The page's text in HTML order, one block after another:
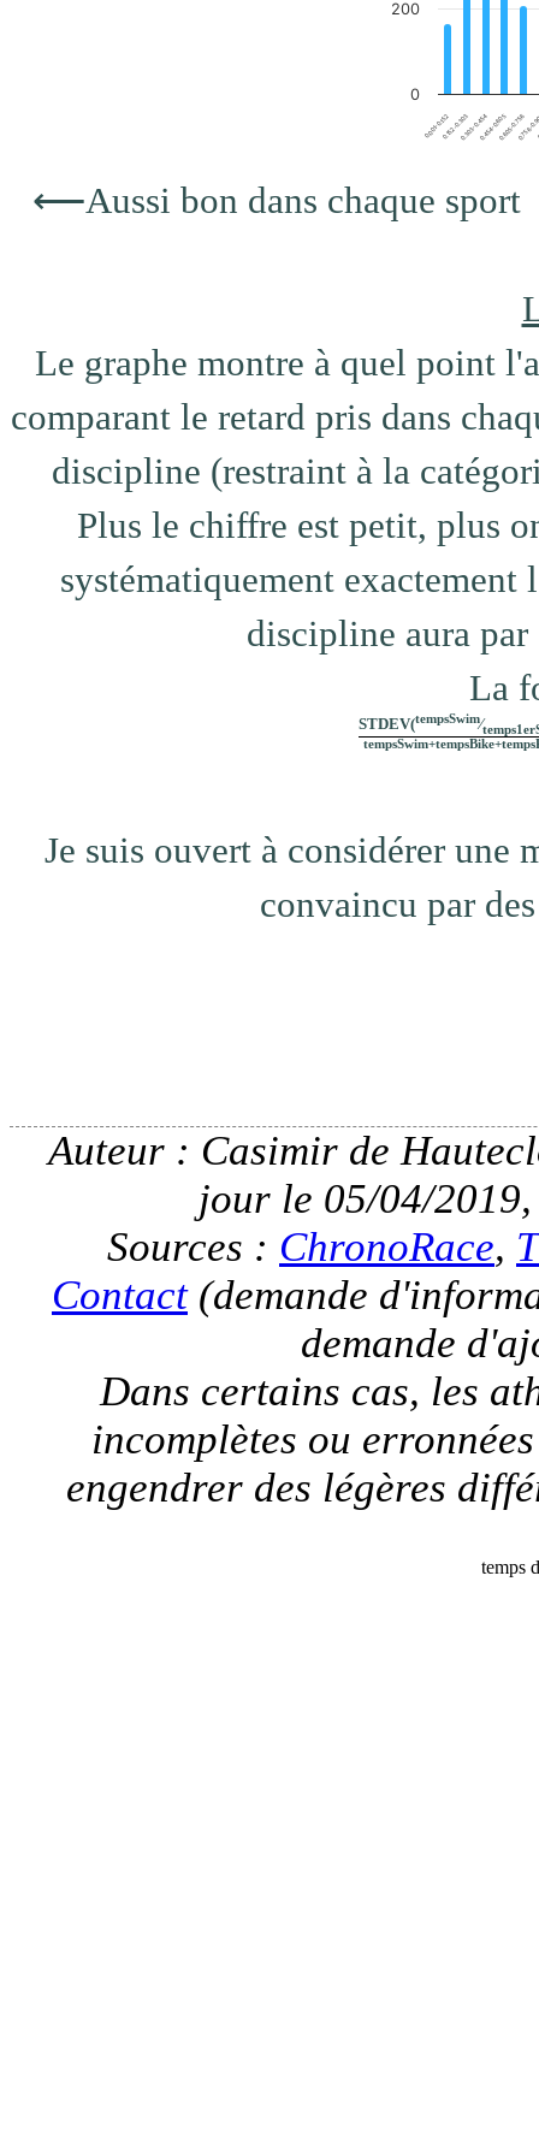
0.001-0.152 0.303-0.454 0.605-0.756
0.152-0.303 0.454-0.605 0.756-
0
200
⟵Aussi bon dans chaque
Le graphe montre à quel point
comparant le retard pris dans
discipline (restraint à la
Plus le chiffre est petit, plus
systématiquement exactement
discipline aura
La
STDEV(tempsSwim⁄
Je suis ouvert à considérer
convaincu par
Auteur : Casimir de
jour le 05/04/
Sources : ChronoRace,
Contact(demande
demande
Dans certains cas, les
incomplètes ou
engendrer des légères
temps